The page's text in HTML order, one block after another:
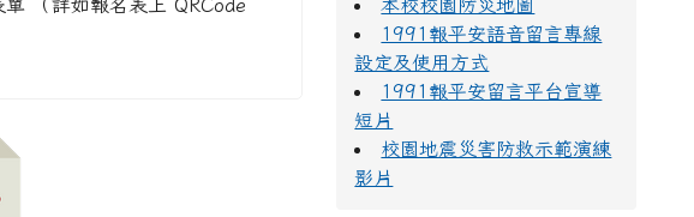
（詳如報名表上 QRCode
本校校園防災地圖
1991報平安語音留言專線
設定及使用方式
1991報平安留言平台宣導
短片
校園地震災害防救示範演練
影片